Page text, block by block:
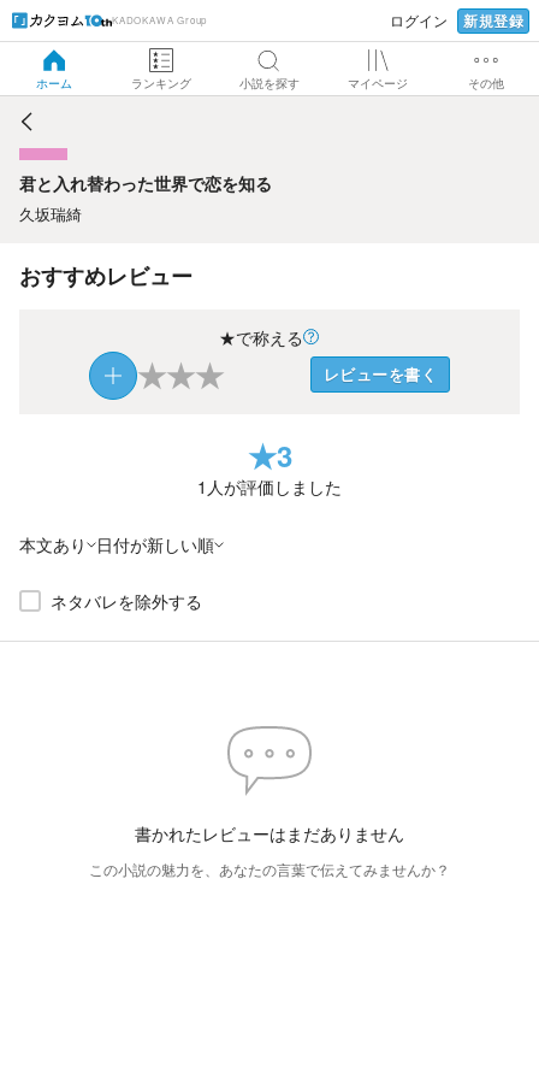
KADOKAWA Group ログイン 新規登録
ホーム ランキング 小説を探す マイページ その他
君と入れ替わった世界で恋を知る
君と入れ替わった世界で恋を知る
久坂瑞綺
おすすめレビュー
★で称える
★★★ レビューを書く
★3
1 人が評価しました
本文あり 日付が新しい順
ネタバレを除外する
書かれたレビューはまだありません
この小説の魅力を、あなたの言葉で伝えてみませんか？